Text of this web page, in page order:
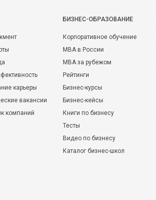
карьеры
вакансии
компаний
БИЗНЕС-ОБРАЗОВАНИЕ
Корпоративное обучение
MBA в России
MBA за рубежом
Рейтинги
Бизнес-курсы
Бизнес-кейсы
Книги по бизнесу
Тесты
Видео по бизнесу
Каталог бизнес-школ